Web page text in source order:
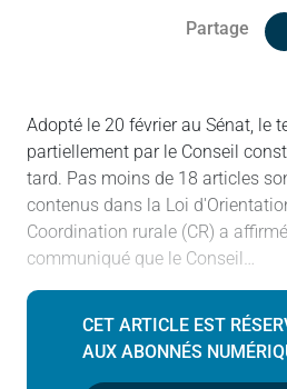
Partage
Adopté le 20 février au Sénat, le
partiellement par le Conseil
tard. Pas moins de 18 articles
contenus dans la Loi
Coordination rurale (CR) a
communiqué que le Conseil…
CET ARTICLE EST
AUX ABONNÉS